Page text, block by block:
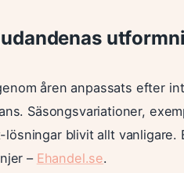
åren anpassats efter
Säsongsvariationer,
blivit allt
– Ehandel.se.